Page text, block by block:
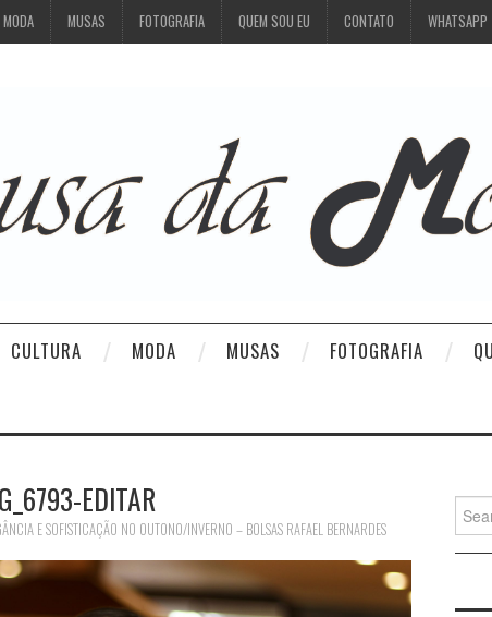
MODA MUSAS FOTOGRAFIA QUEM SOU EU CONTATO WHATSAPP
CULTURA MODA MUSAS FOTOGRAFIA
EDITAR
E SOFISTICAÇÃO NO OUTONO/INVERNO – BOLSAS RAFAEL BERNARDES
Search
for: